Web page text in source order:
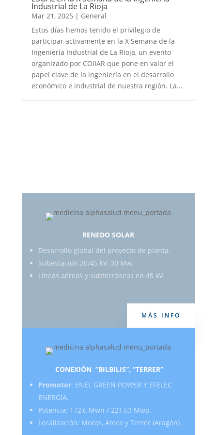
Industrial de La Rioja
Mar 21, 2025 | General
Estos días hemos tenido el privilegio de
participar activamente en la X Semana de la
Ingeniería Industrial de La Rioja, un evento
organizado por COIIAR que pone en valor el
papel clave de la ingeniería en el desarrollo
económico e industrial de nuestra región. La...
RENEDO SOLAR
Desarrollo global del proyecto de planta.
Subestación 20/45 kV, 30 Mw.
Líneas aéreas y subterráneas en 45 kV.
MÁS INFO
CONEXIÓN “BILBILIS”, “TERRER”
Promotor: ENEL GREEN POWER Y EFELEC
ENERGÍA.
Potencia: 172,6 Mwn / 221,63 Mwp.
Localización: Moros, Ateca y Terrer (Aragón).